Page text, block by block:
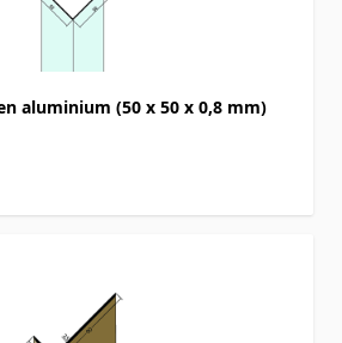
aluminium (50 x 50 x 0,8 mm)